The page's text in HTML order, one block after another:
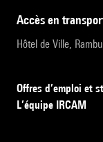
accès en
Hôtel de Ville,
Offres d’emploi et
L’équipe IRCAM